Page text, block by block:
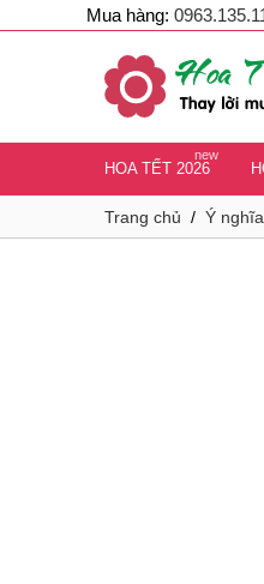
Mua hàng:
new
HOA TẾT 2026
Trang chủ / Ý